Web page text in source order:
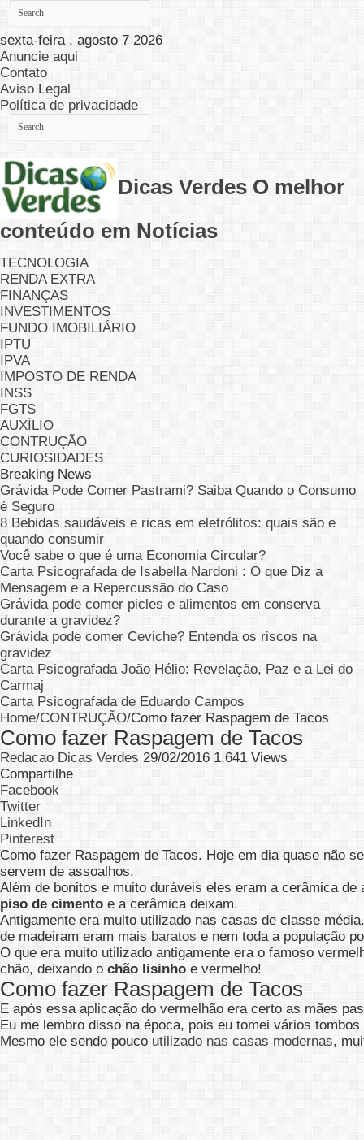
sexta-feira , agosto 7 2026
Anuncie aqui
Contato
Aviso Legal
Política de privacidade
Dicas Verdes O melhor
conteúdo em Notícias
TECNOLOGIA
RENDA EXTRA
FINANÇAS
INVESTIMENTOS
FUNDO IMOBILIÁRIO
IPTU
IPVA
IMPOSTO DE RENDA
INSS
FGTS
AUXÍLIO
CONTRUÇÃO
CURIOSIDADES
Breaking News
Grávida Pode Comer Pastrami? Saiba Quando o Consumo
é Seguro
8 Bebidas saudáveis e ricas em eletrólitos: quais são e
quando consumir
Você sabe o que é uma Economia Circular?
Carta Psicografada de Isabella Nardoni : O que Diz a
Mensagem e a Repercussão do Caso
Grávida pode comer picles e alimentos em conserva
durante a gravidez?
Grávida pode comer Ceviche? Entenda os riscos na
gravidez
Carta Psicografada João Hélio: Revelação, Paz e a Lei do
Carmaj
Carta Psicografada de Eduardo Campos
Home/CONTRUÇÃO/Como fazer Raspagem de Tacos
Como fazer Raspagem de Tacos
Redacao Dicas Verdes 29/02/2016 1,641 Views
Compartilhe
Facebook
Twitter
LinkedIn
Pinterest
Como fazer Raspagem de Tacos. Hoje em dia quase não
servem de assoalhos.
Além de bonitos e muito duráveis eles eram a cerâmica
piso de cimento e a cerâmica deixam.
Antigamente era muito utilizado nas casas de classe
de madeiram eram mais baratos e nem toda a população
O que era muito utilizado antigamente era o famoso
chão, deixando o chão lisinho e vermelho!
Como fazer Raspagem de Tacos
E após essa aplicação do vermelhão era certo as mães
Eu me lembro disso na época, pois eu tomei vários
Mesmo ele sendo pouco utilizado nas casas modernas,